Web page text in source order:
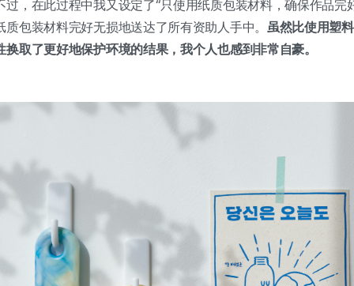
过，在此过程中我又设定了“只使用纸质包装材料，确保作品完
包装材料完好无损地送达了所有资助人手中。 虽然比使用塑
取了更好地保护环境的结果，我个人也感到非常自豪。